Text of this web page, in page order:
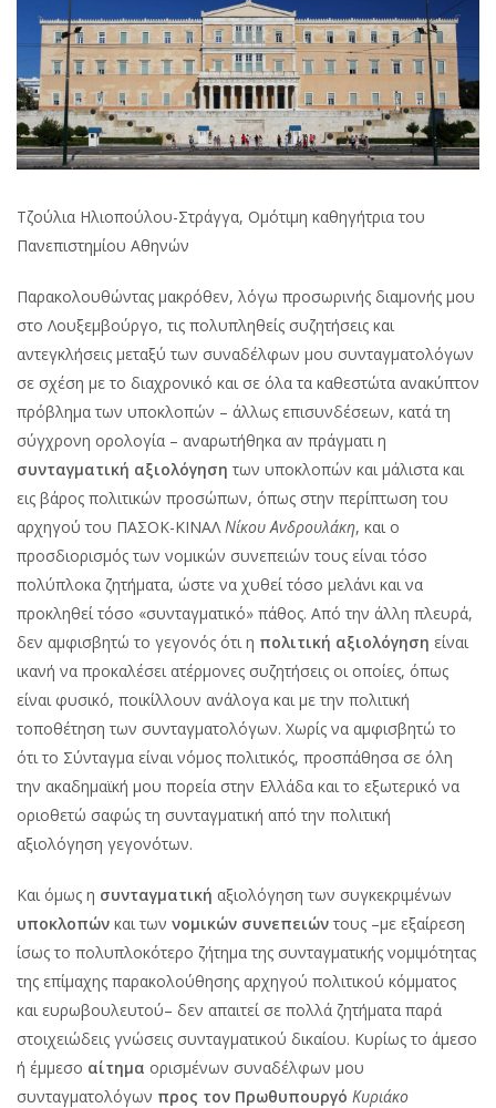
υποκλοπών
εις
βάρος
πολιτικών
προσώπων
Τζούλια Ηλιοπούλου-Στράγγα, Ομότιμη καθηγήτρια του
Πανεπιστημίου Αθηνών
Παρακολουθώντας μακρόθεν, λόγω προσωρινής διαμονής μου
στο Λουξεμβούργο, τις πολυπληθείς συζητήσεις και
αντεγκλήσεις μεταξύ των συναδέλφων μου συνταγματολόγων
σε σχέση με το διαχρονικό και σε όλα τα καθεστώτα ανακύπτον
πρόβλημα των υποκλοπών – άλλως επισυνδέσεων, κατά τη
σύγχρονη ορολογία – αναρωτήθηκα αν πράγματι η
συνταγματική αξιολόγηση των υποκλοπών και μάλιστα και
εις βάρος πολιτικών προσώπων, όπως στην περίπτωση του
αρχηγού του ΠΑΣΟΚ-ΚΙΝΑΛΝίκου Ανδρουλάκη, και ο
προσδιορισμός των νομικών συνεπειών τους είναι τόσο
πολύπλοκα ζητήματα, ώστε να χυθεί τόσο μελάνι και να
προκληθεί τόσο «συνταγματικό» πάθος. Από την άλλη πλευρά,
δεν αμφισβητώ το γεγονός ότι η πολιτική αξιολόγηση είναι
ικανή να προκαλέσει ατέρμονες συζητήσεις οι οποίες, όπως
είναι φυσικό, ποικίλλουν ανάλογα και με την πολιτική
τοποθέτηση των συνταγματολόγων. Χωρίς να αμφισβητώ το
ότι το Σύνταγμα είναι νόμος πολιτικός, προσπάθησα σε όλη
την ακαδημαϊκή μου πορεία στην Ελλάδα και το εξωτερικό να
οριοθετώ σαφώς τη συνταγματική από την πολιτική
αξιολόγηση γεγονότων.
Και όμως η συνταγματική αξιολόγηση των συγκεκριμένων
υποκλοπών και των νομικών συνεπειών τους –με εξαίρεση
ίσως το πολυπλοκότερο ζήτημα της συνταγματικής νομιμότητας
της επίμαχης παρακολούθησης αρχηγού πολιτικού κόμματος
και ευρωβουλευτού– δεν απαιτεί σε πολλά ζητήματα παρά
στοιχειώδεις γνώσεις συνταγματικού δικαίου. Κυρίως το άμεσο
ή έμμεσο αίτημα ορισμένων συναδέλφων μου
συνταγματολόγων προς τον Πρωθυπουργό Κυριάκο